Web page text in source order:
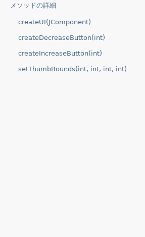
メソッドの詳細
createUI(JComponent)
createDecreaseButton(int)
createIncreaseButton(int)
setThumbBounds(int, int, int, int)